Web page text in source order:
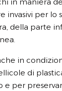
in maniera
invasivi per lo
della parte
in
di
per